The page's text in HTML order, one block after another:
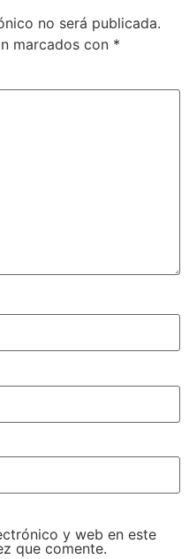
no será publicada.
marcados con *
y web en este
que comente.